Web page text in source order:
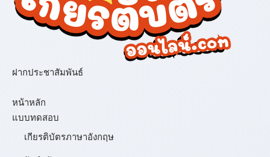
ฝากประชาสัมพันธ์
หน้าหลัก
แบบทดสอบ
เกียรติบัตรภาษาอังกฤษ